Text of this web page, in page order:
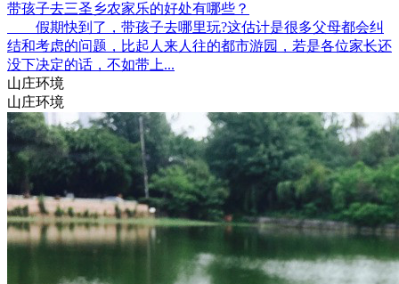
带孩子去三圣乡农家乐的好处有哪些？
假期快到了，带孩子去哪里玩?这估计是很多父母都会纠
结和考虑的问题，比起人来人往的都市游园，若是各位家长还
没下决定的话，不如带上...
山庄环境
山庄环境